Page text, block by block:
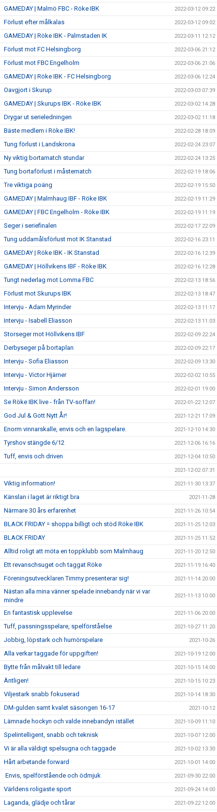
GAMEDAY | Malmö FBC - Röke IBK 2022-03-12 09:22
Förlust efter målkalas 2022-03-12 09:02
GAMEDAY | Röke IBK - Palmstaden IK 2022-03-11 12:12
Förlust mot FC Helsingborg 2022-03-06 21:12
Förlust mot FBC Engelholm 2022-03-06 21:06
GAMEDAY | Röke IBK - FC Helsingborg 2022-03-06 12:24
Oavgjort i Skurup 2022-03-03 07:39
GAMEDAY | Skurups IBK - Röke IBK 2022-03-02 14:28
Drygar ut serieledningen 2022-03-02 11:18
Bäste medlem i Röke IBK! 2022-02-28 18:09
Tung förlust i Landskrona 2022-02-24 23:07
Ny viktig bortamatch stundar 2022-02-24 13:25
Tung bortaförlust i måstematch 2022-02-19 18:06
Tre viktiga poäng 2022-02-19 15:50
GAMEDAY | Malmhaug IBF - Röke IBK 2022-02-19 11:29
GAMEDAY | FBC Engelholm - Röke IBK 2022-02-19 11:19
Seger i seriefinalen 2022-02-17 22:09
Tung uddamålsförlust mot IK Stanstad 2022-02-16 23:11
GAMEDAY | Röke IBK - IK Stanstad 2022-02-16 12:39
GAMEDAY | Höllvikens IBF - Röke IBK 2022-02-16 12:28
Tungt nederlag mot Lomma FBC 2022-02-13 18:56
Förlust mot Skurups IBK 2022-02-13 18:47
Intervju - Adam Myrinder 2022-02-13 11:17
Intervju - Isabell Eliasson 2022-02-13 11:03
Storseger mot Höllvikens IBF 2022-02-09 22:24
Derbyseger på bortaplan 2022-02-09 22:17
Intervju - Sofia Eliasson 2022-02-09 13:30
Intervju - Victor Hjärner 2022-02-02 10:55
Intervju - Simon Andersson 2022-02-01 19:00
Se Röke IBK live - från TV-soffan! 2022-01-22 12:07
God Jul & Gott Nytt År! 2021-12-21 17:09
Enorm vinnarskalle, envis och en lagspelare. 2021-12-10 14:30
Tyrshov stängde 6/12 2021-12-06 16:16
Tuff, envis och driven 2021-12-04 10:50
2021-12-02 07:31
Viktig information! 2021-11-30 13:37
Känslan i laget är riktigt bra 2021-11-28
Närmare 30 års erfarenhet 2021-11-26 10:54
BLACK FRIDAY = shoppa billigt och stöd Röke IBK 2021-11-25 12:03
BLACK FRIDAY 2021-11-25 11:52
Alltid roligt att möta en toppklubb som Malmhaug 2021-11-20 12:50
Ett revanschsuget och taggat Röke 2021-11-19 16:40
Föreningsutvecklaren Timmy presenterar sig! 2021-11-14 20:00
Nästan alla mina vänner spelade innebandy när vi var
mindre
2021-11-13 10:00
En fantastisk upplevelse 2021-11-06 20:00
Tuff, passningsspelare, spelförståelse 2021-10-27 11:20
Jobbig, löpstark och humörspelare 2021-10-26
Alla verkar taggade för uppgiften! 2021-10-19 12:00
Bytte från målvakt till ledare 2021-10-15 14:00
Äntligen! 2021-10-15 10:23
Viljestark snabb fokuserad 2021-10-14 18:30
DM-gulden samt kvalet säsongen 16-17 2021-10-12
Lämnade hockyn och valde innebandyn istället 2021-10-09 11:10
Spelintelligent, snabb och teknisk 2021-10-07 12:00
Vi är alla väldigt spelsugna och taggade 2021-10-02 13:30
Hårt arbetande forward 2021-10-01 14:00
Envis, spelförstående och ödmjuk 2021-09-30 22:00
Världens roligaste sport 2021-09-24 14:00
Laganda, glädje och tårar 2021-09-22 12:00